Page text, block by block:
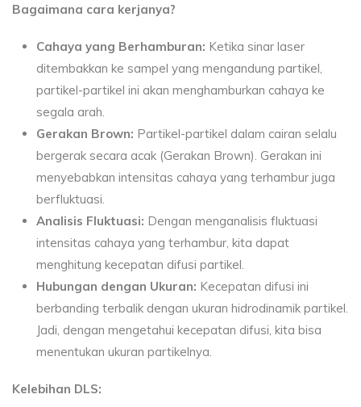
Bagaimana cara kerjanya?
Cahaya yang Berhamburan: Ketika sinar laser
ditembakkan ke sampel yang mengandung partikel,
partikel-partikel ini akan menghamburkan cahaya ke
segala arah.
Gerakan Brown: Partikel-partikel dalam cairan selalu
bergerak secara acak (Gerakan Brown). Gerakan ini
menyebabkan intensitas cahaya yang terhambur juga
berfluktuasi.
Analisis Fluktuasi: Dengan menganalisis fluktuasi
intensitas cahaya yang terhambur, kita dapat
menghitung kecepatan difusi partikel.
Hubungan dengan Ukuran: Kecepatan difusi ini
berbanding terbalik dengan ukuran hidrodinamik partikel.
Jadi, dengan mengetahui kecepatan difusi, kita bisa
menentukan ukuran partikelnya.
Kelebihan DLS: